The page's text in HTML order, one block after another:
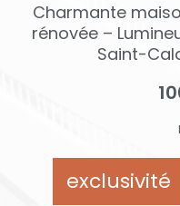
Charmante
rénovée –
Saint-
exclusivité